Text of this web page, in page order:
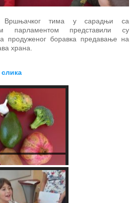
Вршњачког тима у сарадњи са
парламентом представили су
продуженог боравка предавање на
храна.
слика